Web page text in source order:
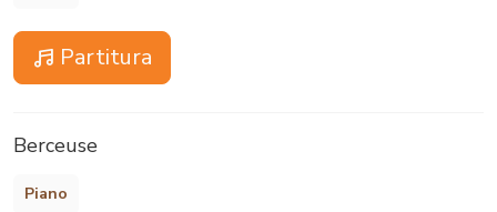
Partitura
Berceuse
Piano